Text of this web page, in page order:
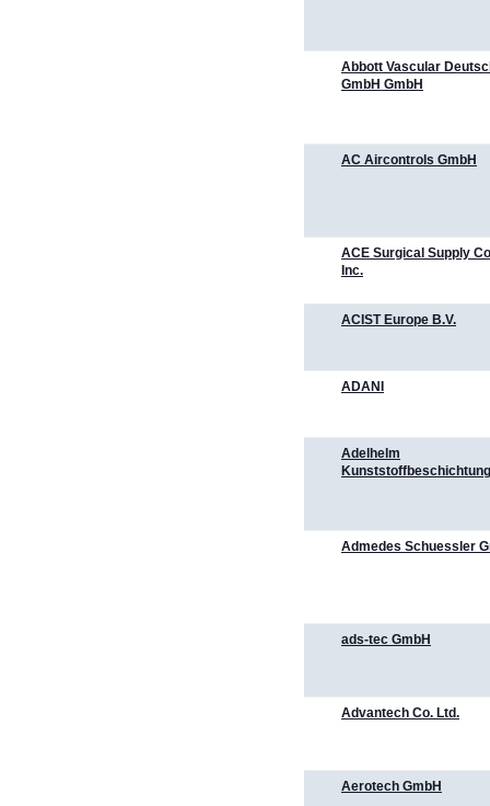
Abbott Vascular
GmbH GmbH
AC Aircontrols GmbH
ACE Surgical Supply
Inc.
ACIST Europe B.V.
ADANI
Adelhelm
Admedes Schuessler
ads-tec GmbH
Advantech Co. Ltd.
Aerotech GmbH